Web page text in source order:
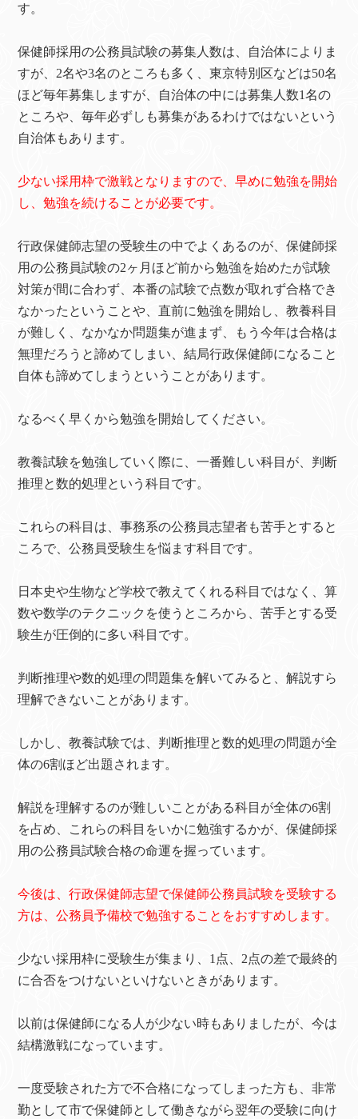
す。
保健師採用の公務員試験の募集人数は、自治体によりま
すが、2名や3名のところも多く、東京特別区などは50名
ほど毎年募集しますが、自治体の中には募集人数1名の
ところや、毎年必ずしも募集があるわけではないという
自治体もあります。
少ない採用枠で激戦となりますので、早めに勉強を開始
し、勉強を続けることが必要です。
行政保健師志望の受験生の中でよくあるのが、保健師採
用の公務員試験の2ヶ月ほど前から勉強を始めたが試験
対策が間に合わず、本番の試験で点数が取れず合格でき
なかったということや、直前に勉強を開始し、教養科目
が難しく、なかなか問題集が進まず、もう今年は合格は
無理だろうと諦めてしまい、結局行政保健師になること
自体も諦めてしまうということがあります。
なるべく早くから勉強を開始してください。
教養試験を勉強していく際に、一番難しい科目が、判断
推理と数的処理という科目です。
これらの科目は、事務系の公務員志望者も苦手とすると
ころで、公務員受験生を悩ます科目です。
日本史や生物など学校で教えてくれる科目ではなく、算
数や数学のテクニックを使うところから、苦手とする受
験生が圧倒的に多い科目です。
判断推理や数的処理の問題集を解いてみると、解説すら
理解できないことがあります。
しかし、教養試験では、判断推理と数的処理の問題が全
体の6割ほど出題されます。
解説を理解するのが難しいことがある科目が全体の6割
を占め、これらの科目をいかに勉強するかが、保健師採
用の公務員試験合格の命運を握っています。
今後は、行政保健師志望で保健師公務員試験を受験する
方は、公務員予備校で勉強することをおすすめします。
少ない採用枠に受験生が集まり、1点、2点の差で最終的
に合否をつけないといけないときがあります。
以前は保健師になる人が少ない時もありましたが、今は
結構激戦になっています。
一度受験された方で不合格になってしまった方も、非常
勤として市で保健師として働きながら翌年の受験に向け